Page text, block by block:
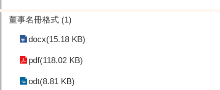
董事名冊格式 (1)
docx(15.18 KB)
pdf(118.02 KB)
odt(8.81 KB)